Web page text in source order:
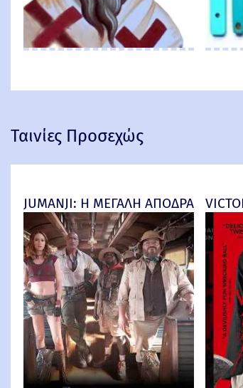
Ταινίες Προσεχώς
JUMANJI: Η ΜΕΓΑΛΗ ΑΠΟΔΡΑΣΗ